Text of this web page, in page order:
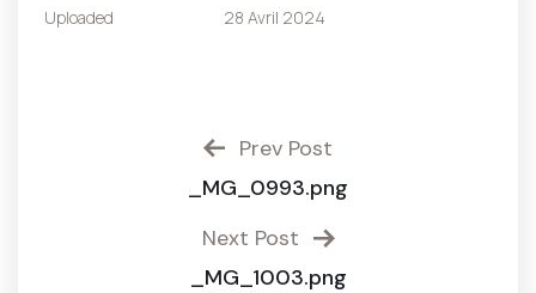
Uploaded 28 Avril 2024
Prev Post
_MG_0993.png
Next Post
_MG_1003.png